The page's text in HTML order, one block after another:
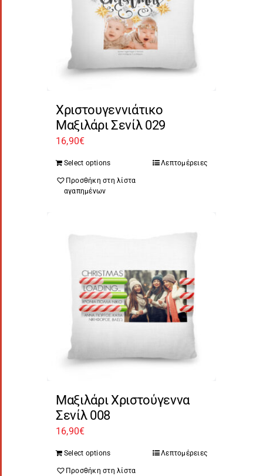
Χριστουγεννιάτικο
Μαξιλάρι Σενίλ 029
16,90€
Select options Λεπτομέρειες
Προσθήκη στη λίστα
αγαπημένων
Μαξιλάρι Χριστούγεννα
Σενίλ 008
16,90€
Select options Λεπτομέρειες
Προσθήκη στη λίστα